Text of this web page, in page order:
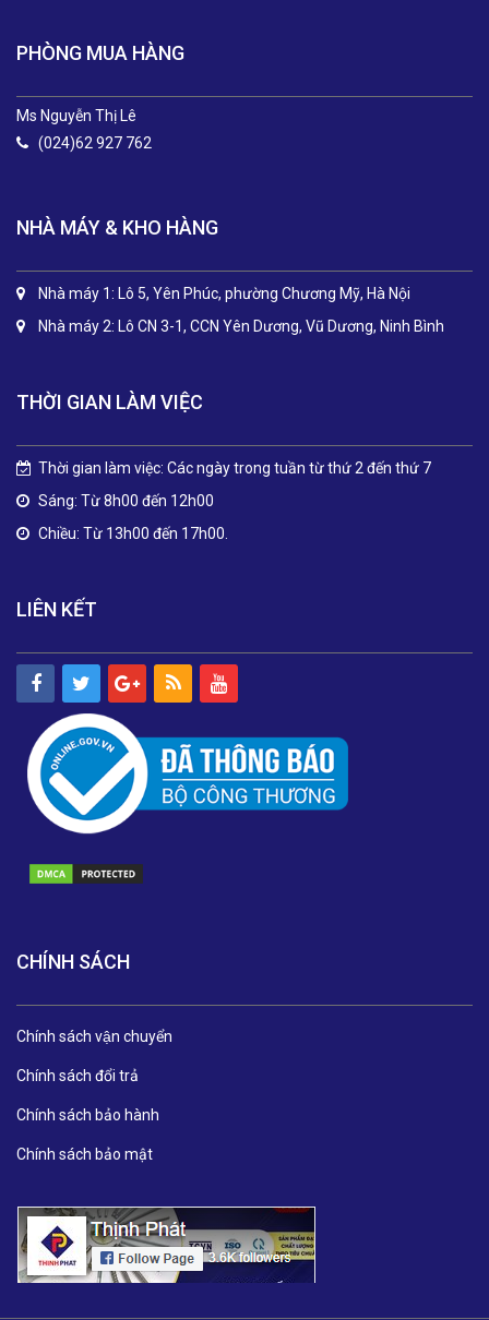
PHÒNG MUA HÀNG
Ms Nguyễn Thị Lê
(024)62 927 762
NHÀ MÁY & KHO HÀNG
Nhà máy 1: Lô 5, Yên Phúc, phường Chương Mỹ, Hà Nội
Nhà máy 2: Lô CN 3-1, CCN Yên Dương, Vũ Dương, Ninh Bình
THỜI GIAN LÀM VIỆC
Thời gian làm việc: Các ngày trong tuần từ thứ 2 đến thứ 7
Sáng: Từ 8h00 đến 12h00
Chiều: Từ 13h00 đến 17h00.
LIÊN KẾT
CHÍNH SÁCH
Chính sách vận chuyển
Chính sách đổi trả
Chính sách bảo hành
Chính sách bảo mật